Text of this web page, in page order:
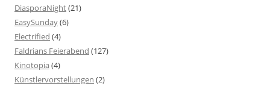
DiasporaNight(21)
EasySunday(6)
Electrified (4)
Faldrians Feierabend (127)
Kinotopia(4)
Künstlervorstellungen (2)